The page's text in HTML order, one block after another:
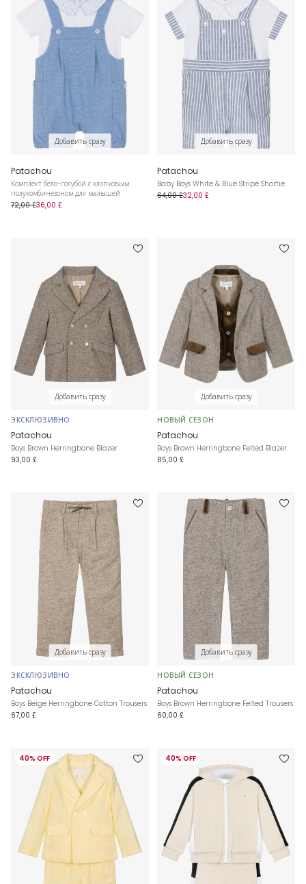
Добавить сразу
Patachou
Комплект бело-голубой с хлопковым
полукомбинезоном для малышей
72,00 £36,00 £
Добавить сразу
Patachou
Baby Boys White & Blue Stripe Shortie
64,00 £32,00 £
Добавить сразу
ЭКСКЛЮЗИВНО
Patachou
Boys Brown Herringbone Blazer
93,00 £
Добавить сразу
НОВЫЙ СЕЗОН
Patachou
Boys Brown Herringbone Felted Blazer
85,00 £
Добавить сразу
ЭКСКЛЮЗИВНО
Patachou
Boys Beige Herringbone Cotton Trousers
67,00 £
Добавить сразу
НОВЫЙ СЕЗОН
Patachou
Boys Brown Herringbone Felted Trousers
60,00 £
40% OFF 40% OFF